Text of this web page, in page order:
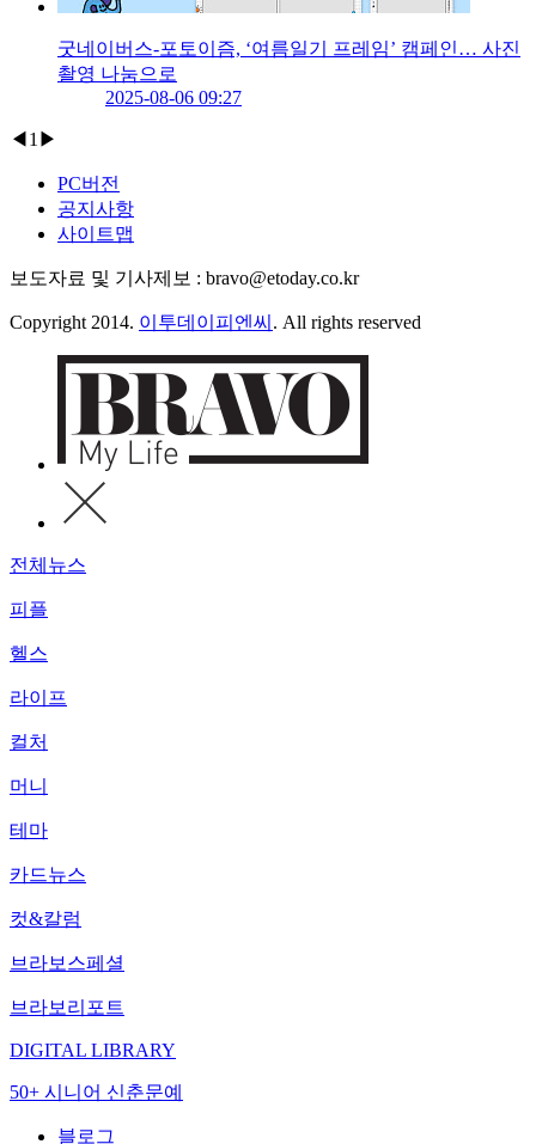
굿네이버스-포토이즘, ‘여름일기 프레임’ 캠페인… 사진
촬영 나눔으로
2025-08-06 09:27
◀ 1 ▶
PC버전
공지사항
사이트맵
보도자료 및 기사제보 : bravo@etoday.co.kr
Copyright 2014. 이투데이피엔씨 . All rights reserved
전체뉴스
피플
헬스
라이프
컬처
머니
테마
카드뉴스
컷&칼럼
브라보스페셜
브라보리포트
DIGITAL LIBRARY
50+ 시니어 신춘문예
블로그